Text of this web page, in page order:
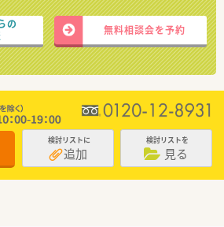
の
無料相談会を予約
検討リストに
追加
検討リストを
見る